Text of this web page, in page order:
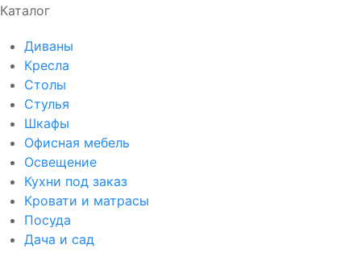
Каталог
Диваны
Кресла
Столы
Стулья
Шкафы
Офисная мебель
Освещение
Кухни под заказ
Кровати и матрасы
Посуда
Дача и сад